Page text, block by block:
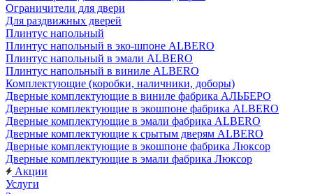
Ограничители для двери
Для раздвижных дверей
Плинтус напольный
Плинтус напольный в эко-шпоне ALBERO
Плинтус напольный в эмали ALBERO
Плинтус напольный в виниле ALBERO
Комплектующие (коробки, наличники, доборы)
Дверные комплектующие в виниле фабрика АЛЬБЕРО
Дверные комплектующие в экошпоне фабрика ALBERO
Дверные комплектующие в эмали фабрика ALBERO
Дверные комплектующие к срытым дверям ALBERO
Дверные комплектующие в экошпоне фабрика Люксор
Дверные комплектующие в эмали фабрика Люксор
Акции
Услуги